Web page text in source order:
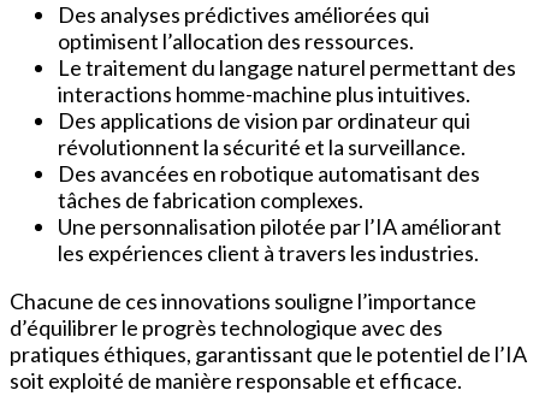
Des analyses prédictives améliorées qui
optimisent l’allocation des ressources.
Le traitement du langage naturel permettant des
interactions homme-machine plus intuitives.
Des applications de vision par ordinateur qui
révolutionnent la sécurité et la surveillance.
Des avancées en robotique automatisant des
tâches de fabrication complexes.
Une personnalisation pilotée par l’IA améliorant
les expériences client à travers les industries.
Chacune de ces innovations souligne l’importance
d’équilibrer le progrès technologique avec des
pratiques éthiques, garantissant que le potentiel de l’IA
soit exploité de manière responsable et efficace.